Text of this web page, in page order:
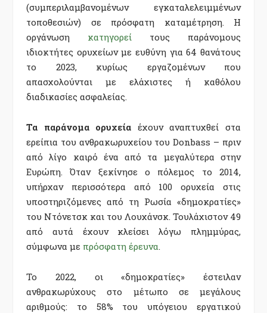
(συμπεριλαμβανομένων εγκαταλελειμμένων
τοποθεσιών) σε πρόσφατη καταμέτρηση. Η
οργάνωση κατηγορεί τους παράνομους
ιδιοκτήτες ορυχείων με ευθύνη για 64 θανάτους
το 2023, κυρίως εργαζομένων που
απασχολούνται με ελάχιστες ή καθόλου
διαδικασίες ασφαλείας.
Τα παράνομα ορυχεία έχουν αναπτυχθεί στα
ερείπια του ανθρακωρυχείου του Donbass – πριν
από λίγο καιρό ένα από τα μεγαλύτερα στην
Ευρώπη. Όταν ξεκίνησε ο πόλεμος το 2014,
υπήρχαν περισσότερα από 100 ορυχεία στις
υποστηριζόμενες από τη Ρωσία «δημοκρατίες»
του Ντόνετσκ και του Λουχάνσκ. Τουλάχιστον 49
από αυτά έχουν κλείσει λόγω πλημμύρας,
σύμφωνα με πρόσφατη έρευνα
Το 2022, οι «δημοκρατίες» έστειλαν
ανθρακωρύχους στο μέτωπο σε μεγάλους
αριθμούς: το 58% του υπόγειου εργατικού